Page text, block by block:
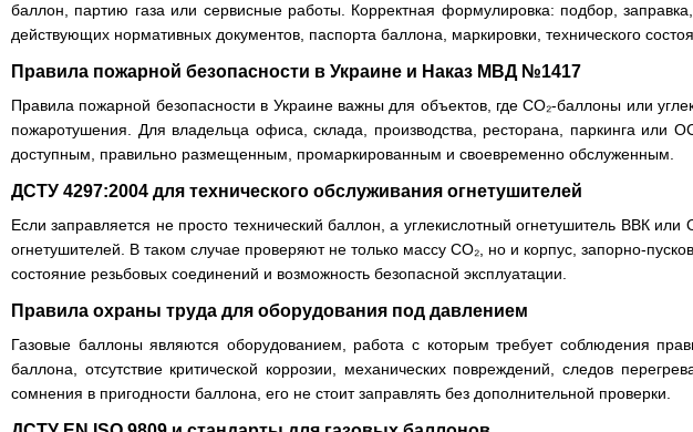
баллон, партию газа или сервисные работы. Корректная формулировка: подбор,
действующих нормативных документов, паспорта баллона, маркировки, технического
Правила пожарной безопасности в Украине и Наказ МВД №1417
Правила пожарной безопасности в Украине важны для объектов, где CO₂-баллоны или
пожаротушения. Для владельца офиса, склада, производства, ресторана, паркинга или
доступным, правильно размещенным, промаркированным и своевременно обслуженным.
ДСТУ 4297:2004 для технического обслуживания огнетушителей
Если заправляется не просто технический баллон, а углекислотный огнетушитель ВВК
огнетушителей. В таком случае проверяют не только массу CO₂, но и корпус, запорно-
состояние резьбовых соединений и возможность безопасной эксплуатации.
Правила охраны труда для оборудования под давлением
Газовые баллоны являются оборудованием, работа с которым требует соблюдения
баллона, отсутствие критической коррозии, механических повреждений, следов
сомнения в пригодности баллона, его не стоит заправлять без дополнительной проверки.